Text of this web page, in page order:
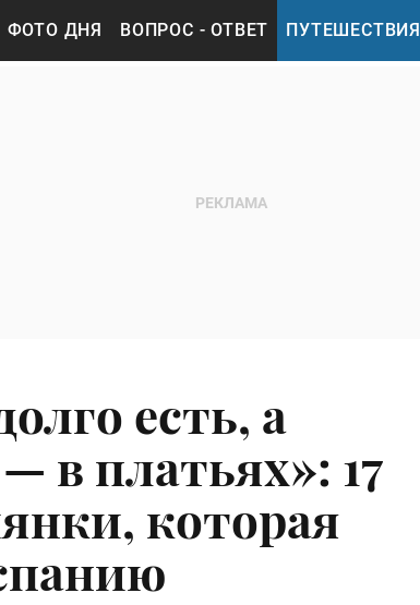
ФОТО ДНЯ ВОПРОС - ОТВЕТ ПУТЕШЕСТВИЯ
есть, а
в платьях»: 17
которая